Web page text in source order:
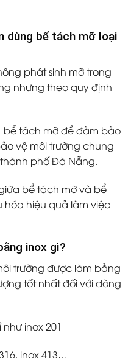
dùng bể tách mỡ loại
phát sinh mỡ trong
nhưng theo quy định
tách mỡ để đảm bảo
vệ môi trường chung
phố Đà Nẵng.
bể tách mỡ và bể
hiệu quả làm việc
inox gì?
trường được làm bằng
tốt nhất đối với dòng
inox 201
inox 413…